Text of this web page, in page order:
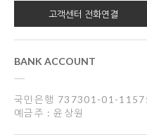
고객센터 전화연결
BANK ACCOUNT
국민은행 737301-01-
예금주 : 윤상원